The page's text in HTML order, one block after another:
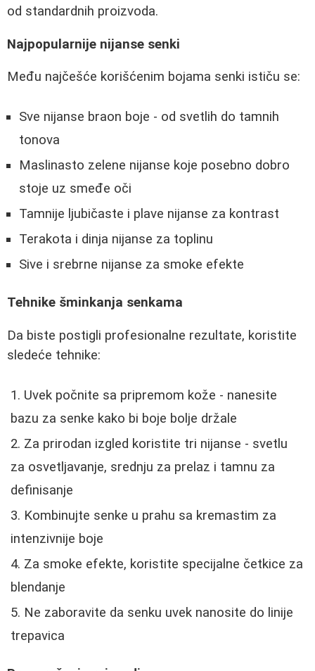
od standardnih proizvoda.
Najpopularnije nijanse senki
Među najčešće korišćenim bojama senki ističu se:
Sve nijanse braon boje - od svetlih do tamnih
tonova
Maslinasto zelene nijanse koje posebno dobro
stoje uz smeđe oči
Tamnije ljubičaste i plave nijanse za kontrast
Terakota i dinja nijanse za toplinu
Sive i srebrne nijanse za smoke efekte
Tehnike šminkanja senkama
Da biste postigli profesionalne rezultate, koristite
sledeće tehnike:
Uvek počnite sa pripremom kože - nanesite
bazu za senke kako bi boje bolje držale
Za prirodan izgled koristite tri nijanse - svetlu
za osvetljavanje, srednju za prelaz i tamnu za
definisanje
Kombinujte senke u prahu sa kremastim za
intenzivnije boje
Za smoke efekte, koristite specijalne četkice za
blendanje
Ne zaboravite da senku uvek nanosite do linije
trepavica